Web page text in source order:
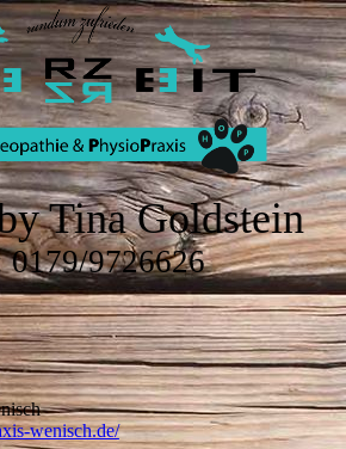
Tina Goldstein
0179/9726626
Tina Wenisch
wenisch.de/